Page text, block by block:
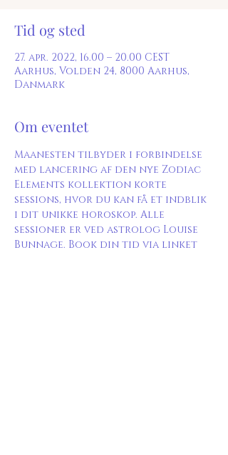
Tid og sted
27. apr. 2022, 16.00 – 20.00 CEST
Aarhus, Volden 24, 8000 Aarhus,
Danmark
Om eventet
Maanesten tilbyder i forbindelse
med lancering af den nye Zodiac
Elements kollektion korte
sessions, hvor du kan få et indblik
i dit unikke horoskop. Alle
sessioner er ved astrolog Louise
Bunnage. Book din tid via linket